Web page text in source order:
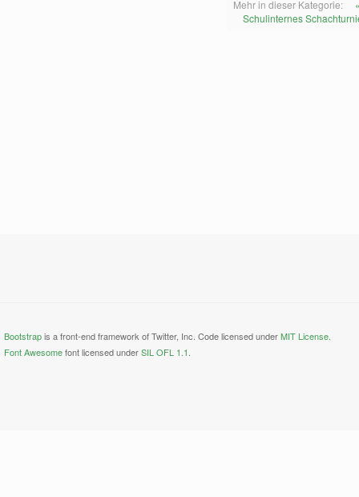
Mehr in dieser Kategorie:
Schulinternes
Bootstrapis a front-end framework of Twitter, Inc. Code licensed underMIT License.
Font Awesomefont licensed underSIL OFL 1.1